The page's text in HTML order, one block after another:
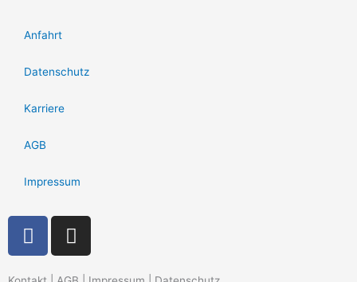
Anfahrt
Datenschutz
Karriere
AGB
Impressum
F
a
I
n